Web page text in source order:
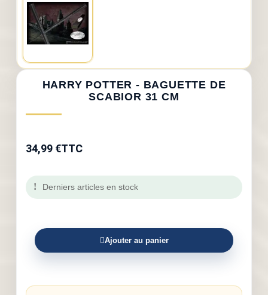
HARRY POTTER - BAGUETTE DE
SCABIOR 31 CM
34,99 €TTC
Derniers articles en stock
Ajouter au panier